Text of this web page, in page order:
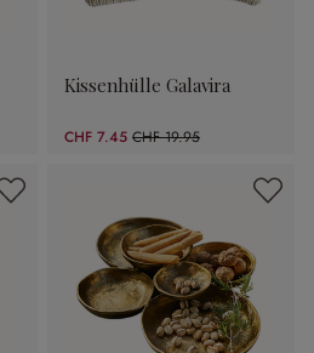
Kissenhülle Galavira
CHF 7.45 CHF 19.95
(62.66% gespart)